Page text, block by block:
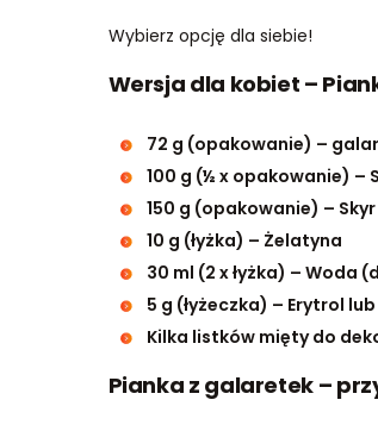
Wybierz opcję dla siebie!
Wersja dla kobiet –
72 g (opakowanie) –
100 g (½ x opakowanie) –
150 g (opakowanie) –
10 g (łyżka) – Żelatyna
30 ml (2 x łyżka) – Woda
5 g (łyżeczka) – Erytrol
Kilka listków mięty do
Pianka z galaretek –